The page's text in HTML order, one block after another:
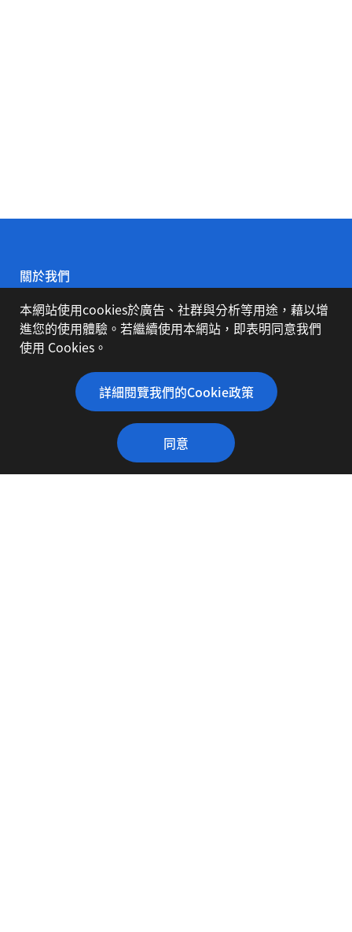
關於我們
公司簡介
代理品牌
本網站使用cookies於廣告、社群與分析等用途，藉以增
進您的使用體驗。若繼續使用本網站，即表明同意我們
使用 Cookies。
詳細閱覽我們的Cookie政策
同意